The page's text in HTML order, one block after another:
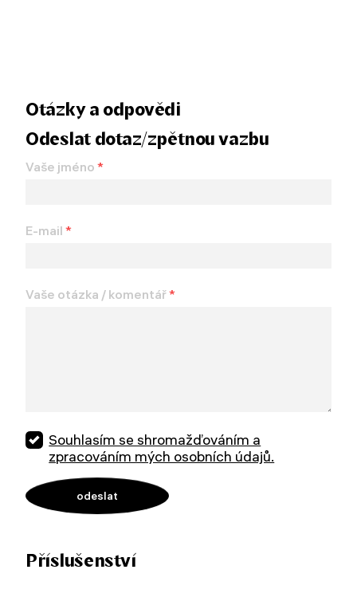
Otázky a odpovědi
Odeslat dotaz/zpětnou vazbu
Vaše jméno *
E-mail *
Vaše otázka / komentář*
Souhlasím se shromažďováním a
zpracováním mých osobních údajů.
Příslušenství